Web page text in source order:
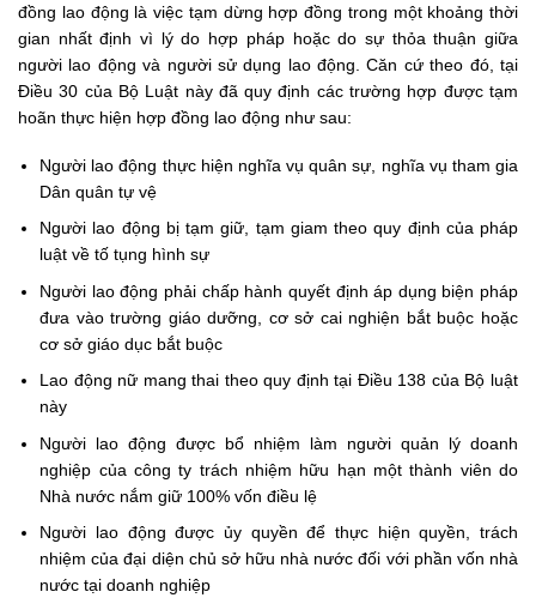
đồng lao động là việc tạm dừng hợp đồng trong một khoảng thời
gian nhất định vì lý do hợp pháp hoặc do sự thỏa thuận giữa
người lao động và người sử dụng lao động. Căn cứ theo đó, tại
Điều 30 của Bộ Luật này đã quy định các trường hợp được tạm
hoãn thực hiện hợp đồng lao động như sau:
Người lao động thực hiện nghĩa vụ quân sự, nghĩa vụ tham gia
Dân quân tự vệ
Người lao động bị tạm giữ, tạm giam theo quy định của pháp
luật về tố tụng hình sự
Người lao động phải chấp hành quyết định áp dụng biện pháp
đưa vào trường giáo dưỡng, cơ sở cai nghiện bắt buộc hoặc
cơ sở giáo dục bắt buộc
Lao động nữ mang thai theo quy định tại Điều 138 của Bộ luật
này
Người lao động được bổ nhiệm làm người quản lý doanh
nghiệp của công ty trách nhiệm hữu hạn một thành viên do
Nhà nước nắm giữ 100% vốn điều lệ
Người lao động được ủy quyền để thực hiện quyền, trách
nhiệm của đại diện chủ sở hữu nhà nước đối với phần vốn nhà
nước tại doanh nghiệp